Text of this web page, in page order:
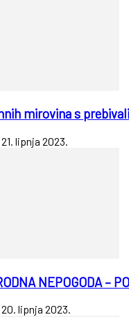
mirovina s
21. lipnja 2023.
NEPOGODA –
20. lipnja 2023.